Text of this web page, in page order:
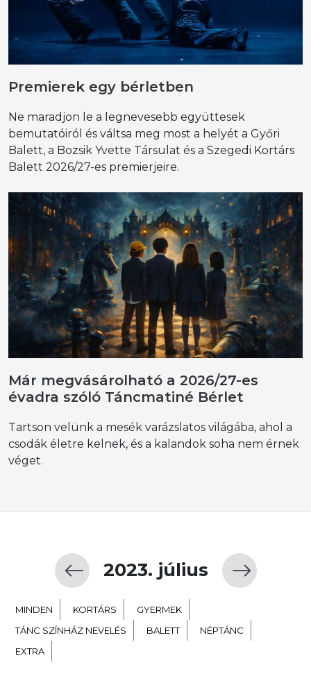
Premierek egy bérletben
Ne maradjon le a legnevesebb együttesek
bemutatóiról és váltsa meg most a helyét a Győri
Balett, a Bozsik Yvette Társulat és a Szegedi Kortárs
Balett 2026/27-es premierjeire.
Már megvásárolható a 2026/27-es
évadra szóló Táncmatiné Bérlet
Tartson velünk a mesék varázslatos világába, ahol a
csodák életre kelnek, és a kalandok soha nem érnek
véget.
2023. július
MINDEN KORTÁRS
GYERMEK
TÁNC SZÍNHÁZ NEVELÉS
BALETT
NÉPTÁNC
EXTRA